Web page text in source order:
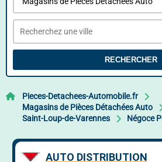
RECHERCHER
Pieces-Detachees-Automobile.fr
Magasins de Pièces Détachées Auto
Saint-Loup-de-Varennes
Négoce